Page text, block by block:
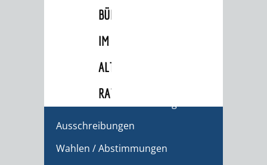
BÜRGERSAAL
IM
ALTEN
RATHAUS
Stadtrecht
Ausschreibungen
Wahlen / Abstimmungen